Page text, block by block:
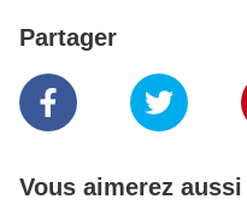
Partager
Vous aimerez aussi